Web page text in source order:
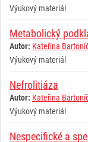
Výukový materiál
Metabolický
Autor: Kateřina
Výukový materiál
Nefrolitiáza
Autor: Kateřina
Výukový materiál
Nespecifické a